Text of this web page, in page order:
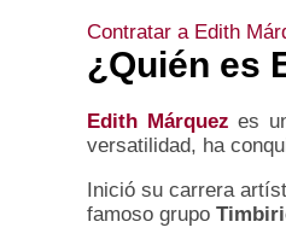
Contratar a Edith
¿Quién es
Edith Márquez es
versatilidad, ha
Inició su carrera
famoso grupo